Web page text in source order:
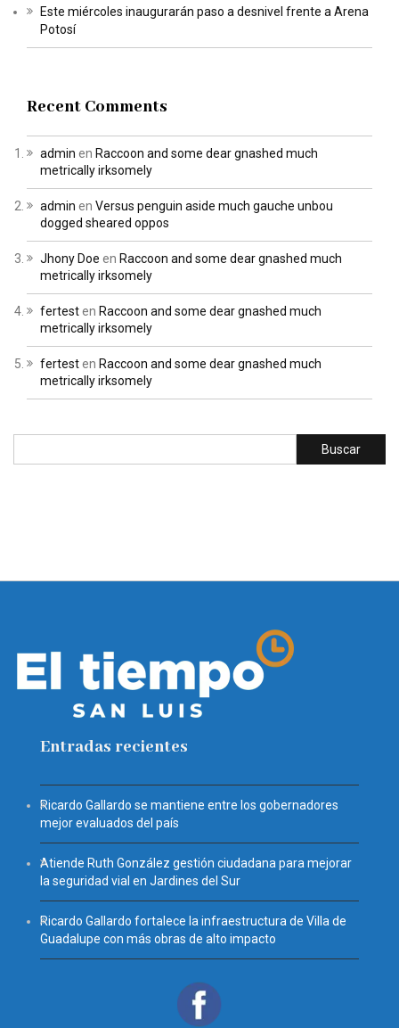
Este miércoles inaugurarán paso a desnivel frente a Arena
Potosí
Recent Comments
admin en Raccoon and some dear gnashed much
metrically irksomely
admin en Versus penguin aside much gauche unbou
dogged sheared oppos
Jhony Doe en Raccoon and some dear gnashed much
metrically irksomely
fertesten Raccoon and some dear gnashed much
metrically irksomely
fertesten Raccoon and some dear gnashed much
metrically irksomely
Entradas recientes
Ricardo Gallardo se mantiene entre los gobernadores
mejor evaluados del país
Atiende Ruth González gestión ciudadana para mejorar
la seguridad vial en Jardines del Sur
Ricardo Gallardo fortalece la infraestructura de Villa de
Guadalupe con más obras de alto impacto